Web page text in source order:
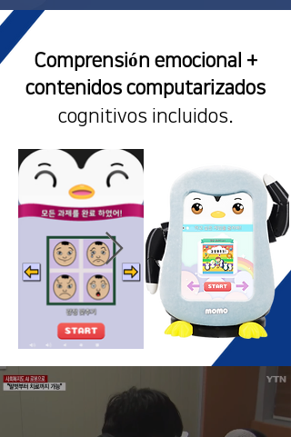
Comprensión emocional +
contenidos computarizados
cognitivos incluidos.